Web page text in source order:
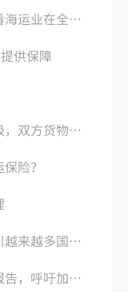
发挥的重要作用
供保障
易将更加便捷
险？
运公司关注。
海上安全管理